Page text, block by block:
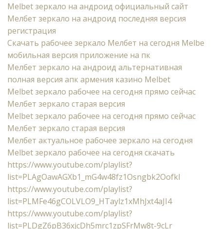
Melbet зеркало на андроид официальный сайт
Мелбет зеркало на андроид последняя версия
регистрация
Скачать рабочее зеркало Мелбет на сегодня Melbe
мобильная версия приложение на пк
Мелбет зеркало на андроид альтернативная
полная версия апк армения казино Melbet
Melbet зеркало рабочее на сегодня прямо сейчас
Мелбет зеркало старая версия
Melbet зеркало рабочее на сегодня прямо сейчас
Мелбет зеркало старая версия
Мелбет актуальное рабочее зеркало на сегодня
Melbet зеркало рабочее на сегодня скачать
https://www.youtube.com/playlist?
list=PLAgOawAGXb1_mG4w48fz1Osngbk2Oofkl
https://www.youtube.com/playlist?
list=PLMFe46gCOLVLO9_HTaylz1xMhJxt4aJI4
https://www.youtube.com/playlist?
list=PLDgZ6pB36xjcDh5mrc1zpSFrMw8t-9cLr